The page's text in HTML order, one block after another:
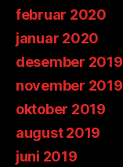
februar 2020
januar 2020
desember 2019
november 2019
oktober 2019
august 2019
juni 2019